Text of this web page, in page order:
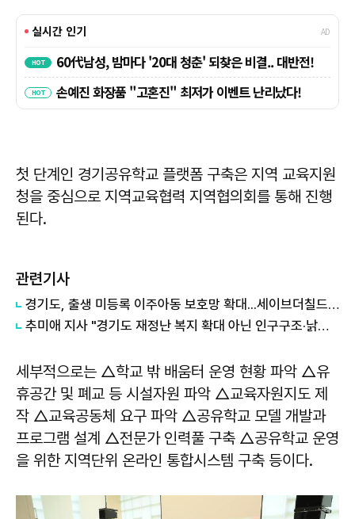
첫 단계인 경기공유학교 플랫폼 구축은 지역 교육지원
청을 중심으로 지역교육협력 지역협의회를 통해 진행
된다.
관련기사
경기도, 출생 미등록 이주아동 보호망 확대...세이브더칠드런 등 4곳과 협약
추미애 지사 "경기도 재정난 복지 확대 아닌 인구구조·낡은 세수체계 문제"
세부적으로는 △학교 밖 배움터 운영 현황 파악 △유
휴공간 및 폐교 등 시설자원 파악 △교육자원지도 제
작 △교육공동체 요구 파악 △공유학교 모델 개발과
프로그램 설계 △전문가 인력풀 구축 △공유학교 운영
을 위한 지역단위 온라인 통합시스템 구축 등이다.